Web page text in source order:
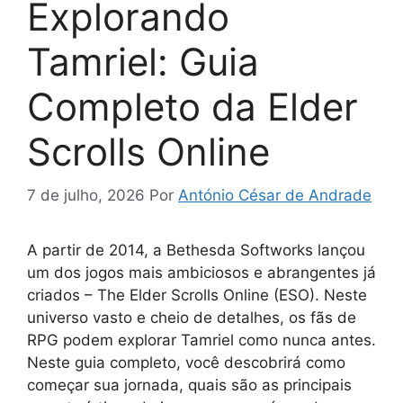
Explorando
Tamriel: Guia
Completo da Elder
Scrolls Online
7 de julho, 2026 Por António César de Andrade
A partir de 2014, a Bethesda Softworks lançou
um dos jogos mais ambiciosos e abrangentes já
criados – The Elder Scrolls Online (ESO). Neste
universo vasto e cheio de detalhes, os fãs de
RPG podem explorar Tamriel como nunca antes.
Neste guia completo, você descobrirá como
começar sua jornada, quais são as principais